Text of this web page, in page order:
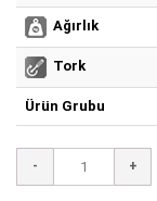
Ağırlık
Tork
Ürün Grubu